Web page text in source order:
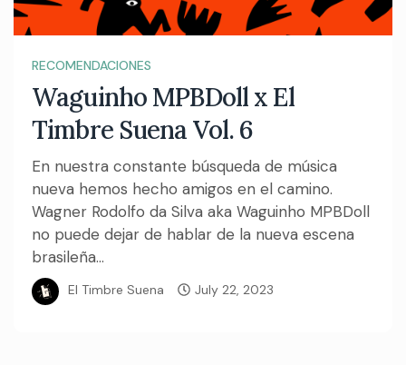
RECOMENDACIONES
Waguinho MPBDoll x El
Timbre Suena Vol. 6
En nuestra constante búsqueda de música
nueva hemos hecho amigos en el camino.
Wagner Rodolfo da Silva aka Waguinho MPBDoll
no puede dejar de hablar de la nueva escena
brasileña...
El Timbre Suena July 22, 2023